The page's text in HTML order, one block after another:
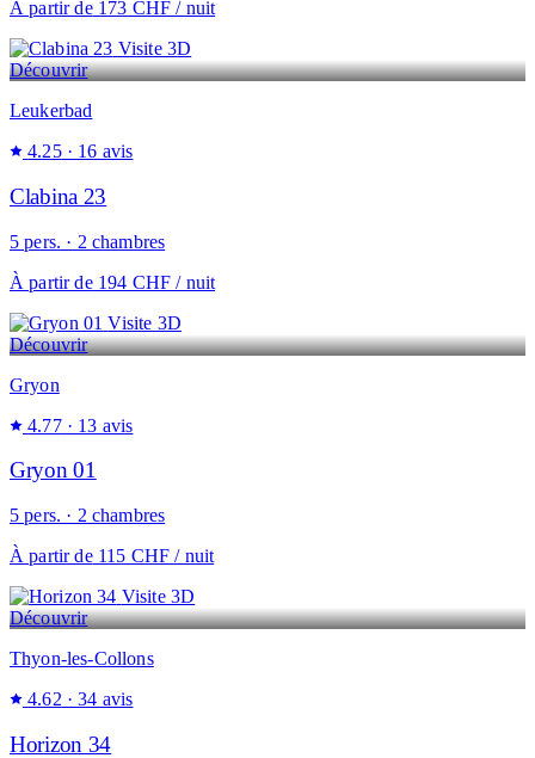
À partir de173 CHF / nuit
Visite 3D
Découvrir
Leukerbad
4.25 · 16 avis
Clabina 23
5 pers. · 2 chambres
À partir de194 CHF / nuit
Visite 3D
Découvrir
Gryon
4.77 · 13 avis
Gryon 01
5 pers. · 2 chambres
À partir de115 CHF / nuit
Visite 3D
Découvrir
Thyon-les-Collons
4.62 · 34 avis
Horizon 34